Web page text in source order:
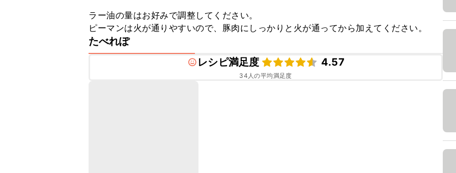
ラー油の量はお好みで調整してください。
ピーマンは火が通りやすいので、豚肉にしっかりと火が通ってから加えてください。
たべれぽ
レシピ満足度
4.57
34 人の平均満足度